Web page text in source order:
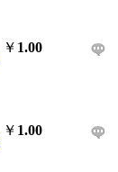
￥ 1.00
￥ 1.00